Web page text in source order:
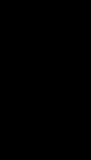
Regenwasser das
umweltfreundlichen
Außenbeleuchtung
Fläche zu
selbst, zum Beispiel
Landschaftsplanern
ein stimmiges Konzept